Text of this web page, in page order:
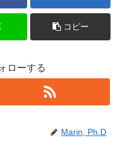
コピー
ローする
Marin, Ph.D